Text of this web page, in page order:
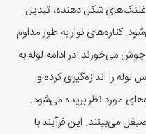
غلتک‌های شکل دهنده، تبدیل
کناره‌های نوار به طور مداوم
می‌خورند. در ادامه لوله به
را اندازه‌گیری کرده و
مورد نظر بریده می‌شود.
می‌بینند. این فرآیند با